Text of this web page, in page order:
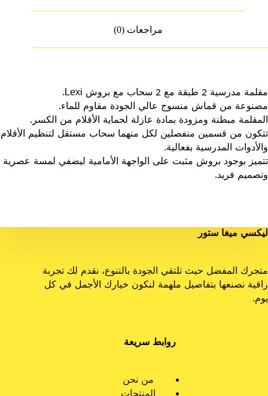
مراجعات (0)
مقلمة مدرسية 2 طبقة مع 2 سحاب مع بروش Lexi.
مصنوعة من قماش منسوج عالي الجودة مقاوم للماء.
المقلمة مبطنة ومزودة بمادة عازلة لحماية الأقلام من الكسر.
تتكون من قسمين منفصلين لكل منهما سحاب مستقل لتنظيم الأقلام
والأدوات المدرسية بفعالية.
تتميز بوجود بروش مثبت على الواجهة الأمامية ليضفي لمسة عصرية
وتصميم فريد.
ليكسي ميغا ستور
متجرك المفضل حيث تلتقي الجودة بالتنوع، نقدم لك تجربة
راقية نصنعها بتفاصيل ملهمة لنكون خيارك الأجمل في كل
يوم.
روابط سريعة
من نحن